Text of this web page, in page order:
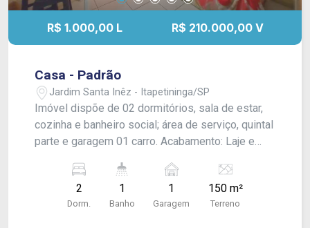
R$ 1.000,00 L R$ 210.000,00 V
Casa - Padrão
Jardim Santa Inêz - Itapetininga/SP
Imóvel dispõe de 02 dormitórios, sala de estar,
cozinha e banheiro social; área de serviço, quintal
parte e garagem 01 carro. Acabamento: Laje e
2
Dorm.
1
Banho
1
Garagem
150 m²
Terreno